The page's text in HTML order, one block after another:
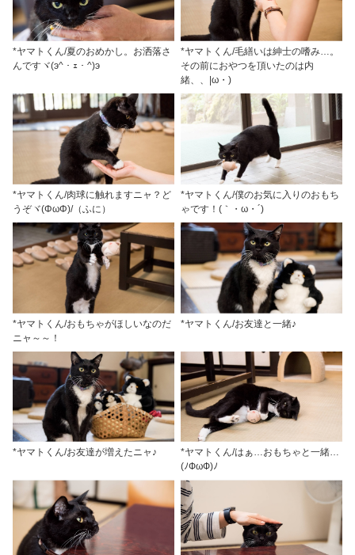
*ヤマトくん/夏のおめかし。お洒落さ
んですヾ(э^・ｪ・^)э
*ヤマトくん/毛繕いは紳士の嗜み…。
その前におやつを頂いたのは内
緒、、|ω・)
*ヤマトくん/肉球に触れますニャ？ど
うぞヾ(ΦωΦ)/（ふに）
*ヤマトくん/僕のお気に入りのおもち
ゃです！(｀・ω・´)
*ヤマトくん/おもちゃがほしいなのだ
ニャ～～！
*ヤマトくん/お友達と一緒♪
*ヤマトくん/お友達が増えたニャ♪
*ヤマトくん/はぁ…おもちゃと一緒…
(ﾉФωФ)ﾉ